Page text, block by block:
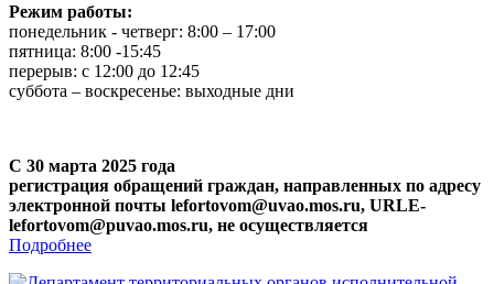
Режим работы:
понедельник - четверг: 8:00 – 17:00
пятница: 8:00 -15:45
перерыв: с 12:00 до 12:45
суббота – воскресенье: выходные дни
С 30 марта 2025 года
регистрация обращений граждан, направленных по адресу
электронной почты lefortovom@uvao.mos.ru, URLE-
lefortovom@puvao.mos.ru, не осуществляется
Подробнее